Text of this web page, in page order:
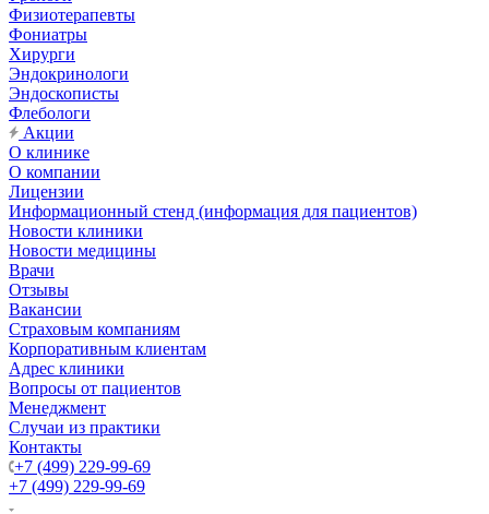
Физиотерапевты
Фониатры
Хирурги
Эндокринологи
Эндоскописты
Флебологи
Акции
О клинике
О компании
Лицензии
Информационный стенд (информация для пациентов)
Новости клиники
Новости медицины
Врачи
Отзывы
Вакансии
Страховым компаниям
Корпоративным клиентам
Адрес клиники
Вопросы от пациентов
Менеджмент
Случаи из практики
Контакты
+7 (499) 229-99-69
+7 (499) 229-99-69